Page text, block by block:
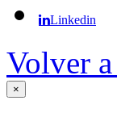
Linkedin
Volver
×